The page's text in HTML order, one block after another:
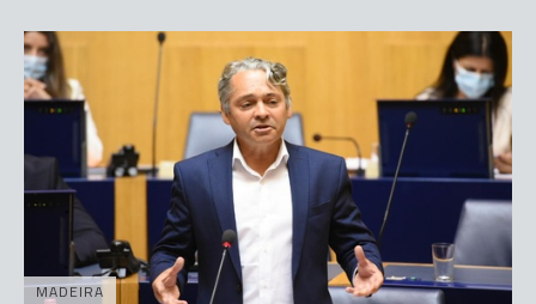
MADEIRA